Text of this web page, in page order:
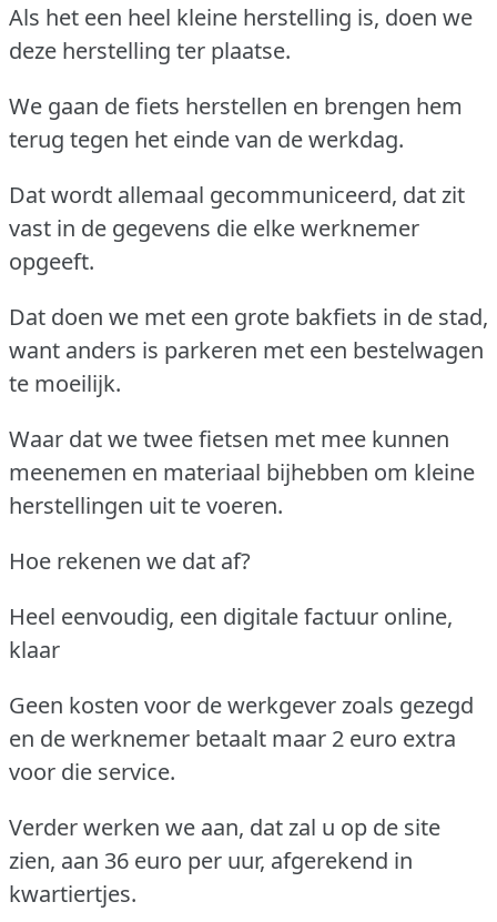
Als het een heel kleine herstelling is, doen we
deze herstelling ter plaatse.
We gaan de fiets herstellen en brengen hem
terug tegen het einde van de werkdag.
Dat wordt allemaal gecommuniceerd, dat zit
vast in de gegevens die elke werknemer
opgeeft.
Dat doen we met een grote bakfiets in de stad,
want anders is parkeren met een bestelwagen
te moeilijk.
Waar dat we twee fietsen met mee kunnen
meenemen en materiaal bijhebben om kleine
herstellingen uit te voeren.
Hoe rekenen we dat af?
Heel eenvoudig, een digitale factuur online,
klaar
Geen kosten voor de werkgever zoals gezegd
en de werknemer betaalt maar 2 euro extra
voor die service.
Verder werken we aan, dat zal u op de site
zien, aan 36 euro per uur, afgerekend in
kwartiertjes.